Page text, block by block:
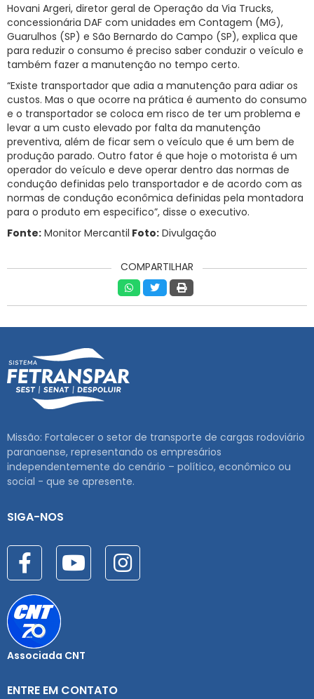
Hovani Argeri, diretor geral de Operação da Via Trucks,
concessionária DAF com unidades em Contagem (MG),
Guarulhos (SP) e São Bernardo do Campo (SP), explica que
para reduzir o consumo é preciso saber conduzir o veículo e
também fazer a manutenção no tempo certo.
“Existe transportador que adia a manutenção para adiar os
custos. Mas o que ocorre na prática é aumento do consumo
e o transportador se coloca em risco de ter um problema e
levar a um custo elevado por falta da manutenção
preventiva, além de ficar sem o veículo que é um bem de
produção parado. Outro fator é que hoje o motorista é um
operador do veículo e deve operar dentro das normas de
condução definidas pelo transportador e de acordo com as
normas de condução econômica definidas pela montadora
para o produto em especifico”, disse o executivo.
Fonte: Monitor Mercantil Foto: Divulgação
COMPARTILHAR
Missão: Fortalecer o setor de transporte de cargas rodoviário
paranaense, representando os empresários
independentemente do cenário – político, econômico ou
social - que se apresente.
SIGA-NOS
Associada CNT
ENTRE EM CONTATO